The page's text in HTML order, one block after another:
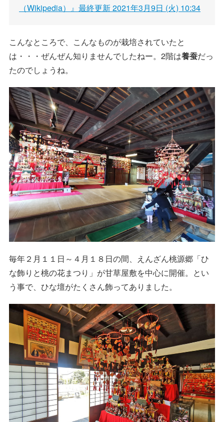
（Wikipedia）』最終更新 2021年3月9日 (火) 10:34
こんなところで、こんなものが栽培されていたと
は・・・ぜんぜん知りませんでしたねー。2階は養蚕だっ
たのでしょうね。
毎年２月１１日～４月１８日の間、えんざん桃源郷「ひ
な飾りと桃の花まつり」が甘草屋敷を中心に開催。とい
う事で、ひな壇がたくさん飾ってありました。